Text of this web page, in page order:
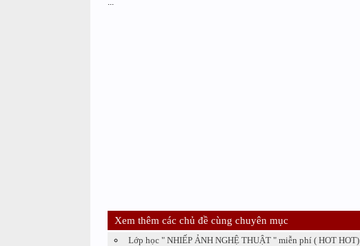
Xem thêm các chủ đề cùng chuyên mục
Lớp học " NHIẾP ẢNH NGHỆ THUẬT " miễn phí ( HOT HOT)